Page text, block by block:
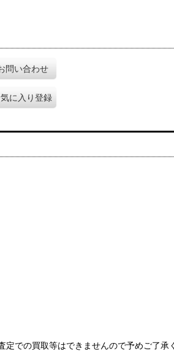
問い合わせ
に入り登録
での買取等はできませんので予めご了承